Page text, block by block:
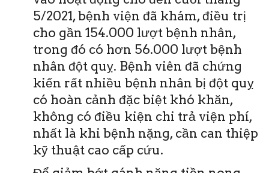
5/2021, bệnh viện đã khám, điều trị
cho gần 154.000 lượt bệnh nhân,
trong đó có hơn 56.000 lượt bệnh
nhân đột quỵ. Bệnh viên đã chứng
kiến rất nhiều bệnh nhân bị đột quỵ
có hoàn cảnh đặc biệt khó khăn,
không có điều kiện chi trả viện phí,
nhất là khi bệnh nặng, cần can thiệp
kỹ thuật cao cấp cứu.